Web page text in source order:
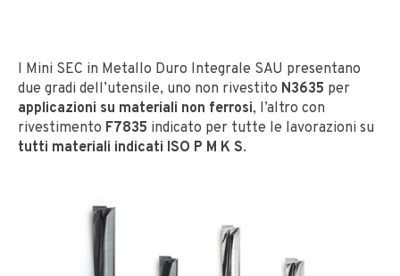
I Mini SEC in Metallo Duro Integrale SAU presentano
due gradi dell’utensile, uno non rivestito N3635 per
applicazioni su materiali non ferrosi, l’altro con
rivestimento F7835 indicato per tutte le lavorazioni su
tutti materiali indicati ISO P M K S.